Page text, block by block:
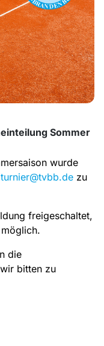
Sommer
wurde
turnier@tvbb.de zu
freigeschaltet,
die
bitten zu